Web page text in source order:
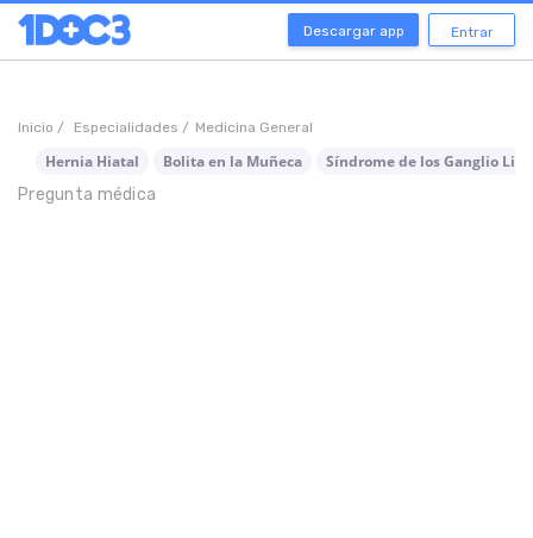
Descargar app Entrar
Inicio / Especialidades / Medicina General
Hernia Hiatal Bolita en la Muñeca
Síndrome de los Ganglio
Pregunta médica